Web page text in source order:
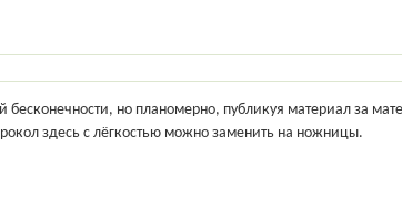
бесконечности, но планомерно, публикуя материал за
здесь с лёгкостью можно заменить на ножницы.